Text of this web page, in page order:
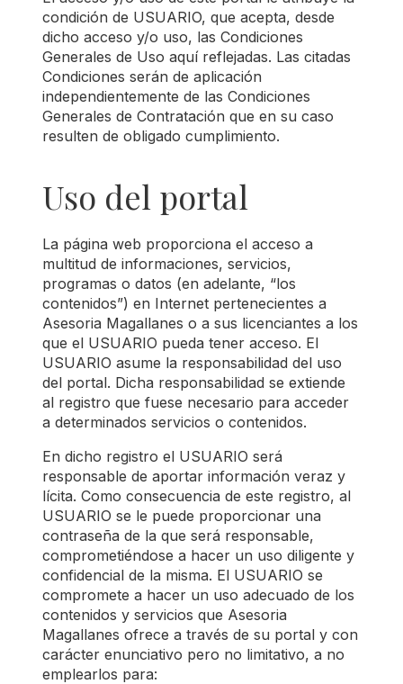
condición de USUARIO, que acepta, desde
dicho acceso y/o uso, las Condiciones
Generales de Uso aquí reflejadas. Las citadas
Condiciones serán de aplicación
independientemente de las Condiciones
Generales de Contratación que en su caso
resulten de obligado cumplimiento.
Uso del portal
La página web proporciona el acceso a
multitud de informaciones, servicios,
programas o datos (en adelante, “los
contenidos”) en Internet pertenecientes a
Asesoria Magallanes o a sus licenciantes a los
que el USUARIO pueda tener acceso. El
USUARIO asume la responsabilidad del uso
del portal. Dicha responsabilidad se extiende
al registro que fuese necesario para acceder
a determinados servicios o contenidos.
En dicho registro el USUARIO será
responsable de aportar información veraz y
lícita. Como consecuencia de este registro, al
USUARIO se le puede proporcionar una
contraseña de la que será responsable,
comprometiéndose a hacer un uso diligente y
confidencial de la misma. El USUARIO se
compromete a hacer un uso adecuado de los
contenidos y servicios que Asesoria
Magallanes ofrece a través de su portal y con
carácter enunciativo pero no limitativo, a no
emplearlos para: